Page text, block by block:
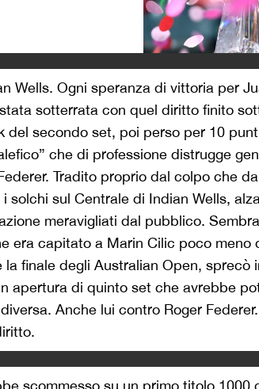
Wells. Ogni speranza di vittoria per
sotterrata con quel diritto finito
del secondo set, poi perso per 10
che di professione distrugge
Tradito proprio dal colpo che
solchi sul Centrale di Indian Wells,
meravigliati dal pubblico.
era capitato a Marin Cilic poco meno
finale degli Australian Open, sprecò
apertura di quinto set che avrebbe
Anche lui contro Roger
scommesso su un primo titolo 1000